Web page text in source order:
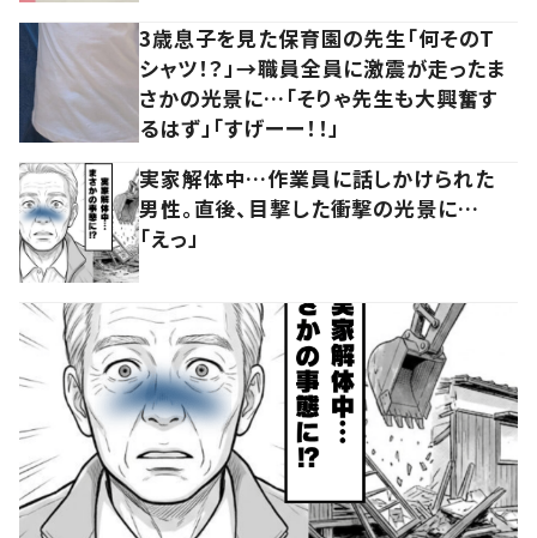
3歳息子を見た保育園の先生「何そのT
シャツ！？」→職員全員に激震が走ったま
さかの光景に…「そりゃ先生も大興奮す
るはず」「すげーー！！」
実家解体中…作業員に話しかけられた
男性。直後、目撃した衝撃の光景に…
「えっ」